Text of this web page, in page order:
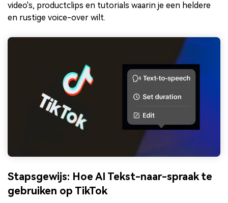
video's, productclips en tutorials waarin je een heldere
en rustige voice-over wilt.
Stapsgewijs: Hoe AI Tekst-naar-spraak te
gebruiken op TikTok